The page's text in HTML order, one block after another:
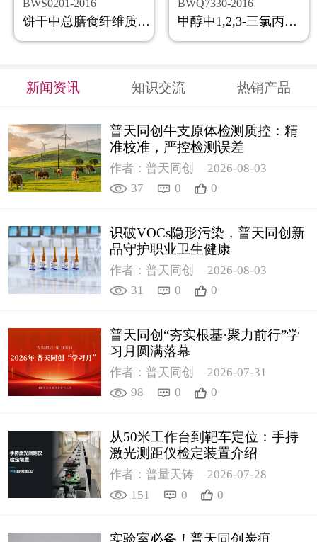
BWS0201-2016
饼干中总膳食纤维质控样品
BWQ7330-2016
甲醇中1,2,3-三氯丙烷溶液标准物质
新闻资讯 知识交流 热销产品
普天同创牛支原体检测质控：精
准校准，严控检测误差
作者：普天同创
2026-08-03
37
0 0
识破VOCs隐形污染，普天同创新
品守护职业卫生健康
作者：普天同创
2026-08-03
31
0 0
普天同创“夯实根基·聚力前行”学
习月圆满落幕
作者：普天同创
2026-07-31
98
0 0
从50米工作台到靶车定位：手持
激光测距仪检定装置介绍
作者：普量天铸
2026-07-28
151
0 0